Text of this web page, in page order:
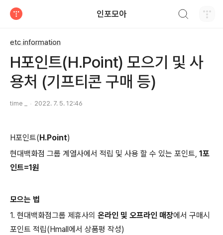
인포모아
etc information
H포인트(H.Point) 모으기 및 사
용처 (기프티콘 구매 등)
time _ 2022. 7. 5. 12:46
H포인트(H.Point)
현대백화점 그룹 계열사에서 적립 및 사용 할 수 있는 포인트, 1포
인트=1원
모으는 법
1. 현대백화점그룹 제휴사의 온라인 및 오프라인 매장에서 구매시
포인트 적립(Hmall에서 상품평 작성)